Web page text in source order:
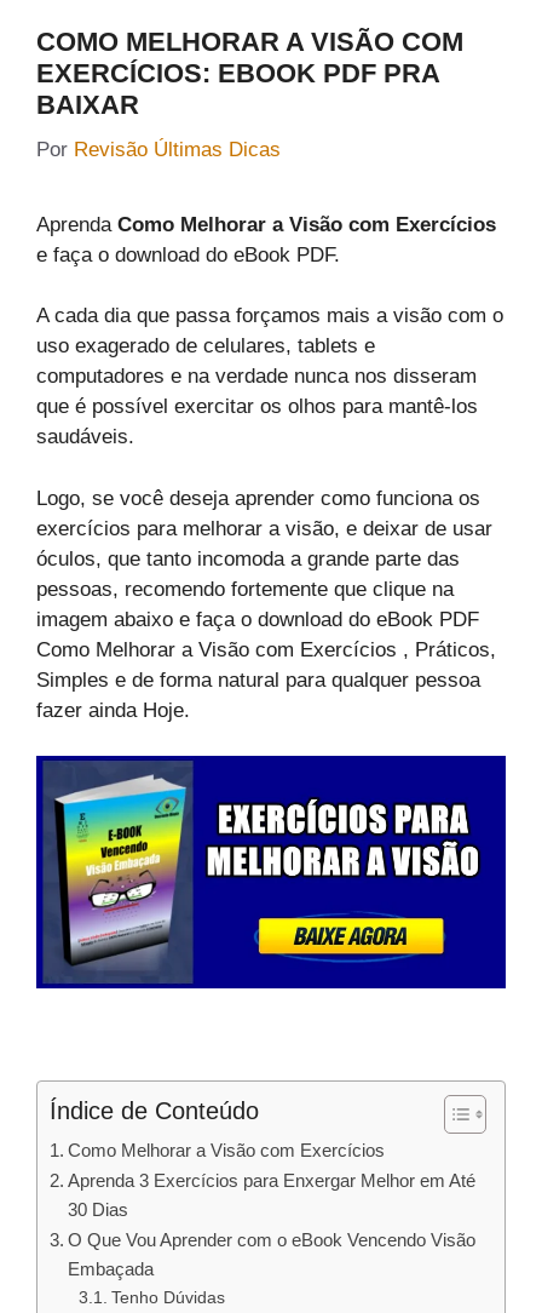
COMO MELHORAR A VISÃO COM
EXERCÍCIOS: EBOOK PDF PRA
BAIXAR
Por Revisão Últimas Dicas
Aprenda Como Melhorar a Visão com Exercícios
e faça o download do eBook PDF.
A cada dia que passa forçamos mais a visão com o
uso exagerado de celulares, tablets e
computadores e na verdade nunca nos disseram
que é possível exercitar os olhos para mantê-los
saudáveis.
Logo, se você deseja aprender como funciona os
exercícios para melhorar a visão, e deixar de usar
óculos, que tanto incomoda a grande parte das
pessoas, recomendo fortemente que clique na
imagem abaixo e faça o download do eBook PDF
Como Melhorar a Visão com Exercícios , Práticos,
Simples e de forma natural para qualquer pessoa
fazer ainda Hoje.
Índice de Conteúdo
Como Melhorar a Visão com Exercícios
Aprenda 3 Exercícios para Enxergar Melhor em Até
30 Dias
O Que Vou Aprender com o eBook Vencendo Visão
Embaçada
Tenho Dúvidas